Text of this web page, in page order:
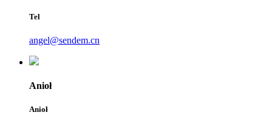
Tel
angel@sendem.cn
Anioł
Anioł